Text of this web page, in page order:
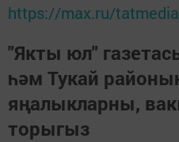
https://max.ru/tatmedia
"Якты юл"
һәм Тукай
яңалыкларны,
торыгыз